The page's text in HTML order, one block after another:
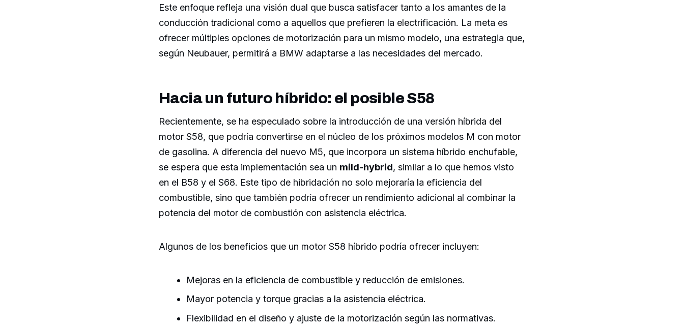
Este enfoque refleja una visión dual que busca satisfacer tanto a los amantes de la
conducción tradicional como a aquellos que prefieren la electrificación. La meta es
ofrecer múltiples opciones de motorización para un mismo modelo, una estrategia que,
según Neubauer, permitirá a BMW adaptarse a las necesidades del mercado.
Hacia un futuro híbrido: el posible S58
Recientemente, se ha especulado sobre la introducción de una versión híbrida del
motor S58, que podría convertirse en el núcleo de los próximos modelos M con motor
de gasolina. A diferencia del nuevo M5, que incorpora un sistema híbrido enchufable,
se espera que esta implementación sea un mild-hybrid, similar a lo que hemos visto
en el B58 y el S68. Este tipo de hibridación no solo mejoraría la eficiencia del
combustible, sino que también podría ofrecer un rendimiento adicional al combinar la
potencia del motor de combustión con asistencia eléctrica.
Algunos de los beneficios que un motor S58 híbrido podría ofrecer incluyen:
Mejoras en la eficiencia de combustible y reducción de emisiones.
Mayor potencia y torque gracias a la asistencia eléctrica.
Flexibilidad en el diseño y ajuste de la motorización según las normativas.